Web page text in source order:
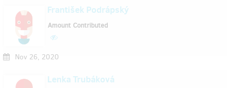
František Podrápský
Nov 26, 2020
Amount Contributed
Lenka Trubáková